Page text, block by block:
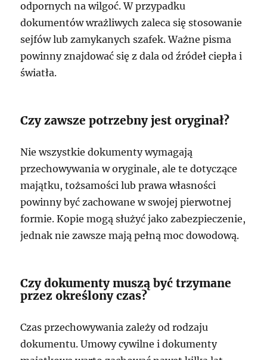
odpornych na wilgoć. W przypadku
dokumentów wrażliwych zaleca się stosowanie
sejfów lub zamykanych szafek. Ważne pisma
powinny znajdować się z dala od źródeł ciepła i
światła.
Czy zawsze potrzebny jest oryginał?
Nie wszystkie dokumenty wymagają
przechowywania w oryginale, ale te dotyczące
majątku, tożsamości lub prawa własności
powinny być zachowane w swojej pierwotnej
formie. Kopie mogą służyć jako zabezpieczenie,
jednak nie zawsze mają pełną moc dowodową.
Czy dokumenty muszą być trzymane
przez określony czas?
Czas przechowywania zależy od rodzaju
dokumentu. Umowy cywilne i dokumenty